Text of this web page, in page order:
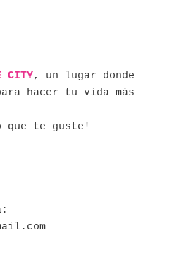
CITY, un lugar donde
hacer tu vida más
que te guste!